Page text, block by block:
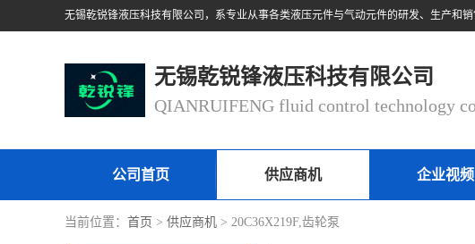
无锡乾锐锋液压科技有限公司
公司首页 供应商机 企业视频
当前位置： 首页 > 供应商机 > 20C36X219F,齿轮泵